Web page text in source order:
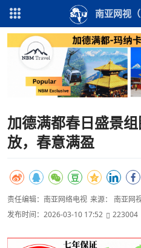
南亚网视（
加德满都春日盛景
放，春意满盈
责任编辑：南亚网络电视 来源： 南亚网
发布时间：2026-03-10 17:52
223004